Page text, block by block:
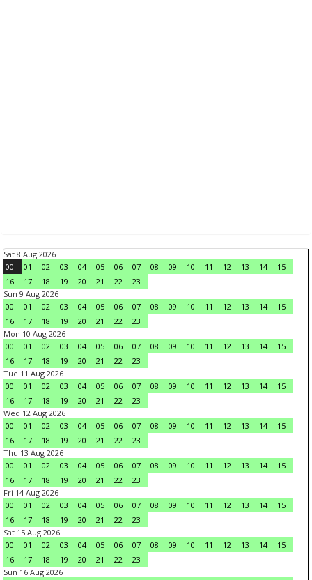
Sat 8 Aug 2026
00
01 02 03 04 05 06 07 08 09 10 11 12 13 14
15
16
17 18 19 20 21 22
23
Sun 9 Aug 2026
00
01 02 03 04 05 06 07 08 09 10 11 12 13 14
15
16
17 18 19 20 21 22
23
Mon 10 Aug 2026
00
01 02 03 04 05 06 07 08 09 10 11 12 13 14
15
16
17 18 19 20 21 22
23
Tue 11 Aug 2026
00
01 02 03 04 05 06 07 08 09 10 11 12 13 14
15
16
17 18 19 20 21 22
23
Wed 12 Aug 2026
00
01 02 03 04 05 06 07 08 09 10 11 12 13 14
15
16
17 18 19 20 21 22
23
Thu 13 Aug 2026
00
01 02 03 04 05 06 07 08 09 10 11 12 13 14
15
16
17 18 19 20 21 22
23
Fri 14 Aug 2026
00
01 02 03 04 05 06 07 08 09 10 11 12 13 14
15
16
17 18 19 20 21 22
23
Sat 15 Aug 2026
00
01 02 03 04 05 06 07 08 09 10 11 12 13 14
15
16
17 18 19 20 21 22
23
Sun 16 Aug 2026